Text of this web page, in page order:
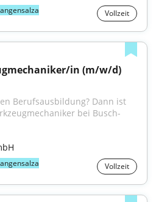
Vollzeit
in (m/w/d)
Berufsausbildung? Dann ist
bei Busch-
Vollzeit